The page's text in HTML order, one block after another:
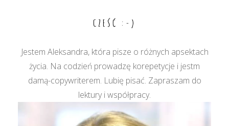
CZEŚĆ :-)
Jestem Aleksandra, która pisze o różnych apsektach
życia. Na codzień prowadzę korepetycje i jestm
damą-copywriterem. Lubię pisać. Zapraszam do
lektury i współpracy.